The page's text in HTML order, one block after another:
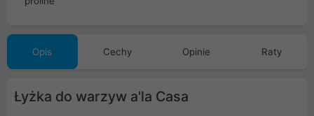
Opis Cechy Opinie Raty
Łyżka do warzyw a'la Casa